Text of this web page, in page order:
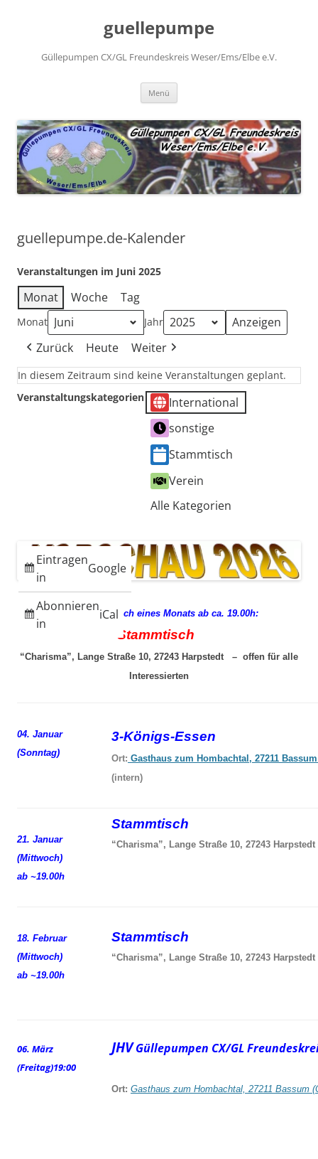
guellepumpe
Güllepumpen CX/GL Freundeskreis Weser/Ems/Elbe e.V.
Menü
guellepumpe.de-Kalender
Veranstaltungen im Juni 2025
Monat Woche Tag
Monat Jahr
Zurück Heute Weiter
In diesem Zeitraum sind keine Veranstaltungen geplant.
Veranstaltungskategorien
International
sonstige
Stammtisch
Verein
Alle Kategorien
Eintragen
in
Google
Abonnieren
in
iCal
jeden 3. Mittwoch eines Monats ab ca. 19.00h:
Stammtisch
“Charisma”, Lange Straße 10, 27243 Harpstedt – offen für alle
Interessierten
04. Januar
(Sonntag)
3-Königs-Essen
Ort: Gasthaus zum Hombachtal, 27211
(intern)
21. Januar
(Mittwoch)
ab ~19.00h
Stammtisch
“Charisma”, Lange Straße 10, 27243 Harpstedt
18. Februar
(Mittwoch)
ab ~19.00h
Stammtisch
“Charisma”, Lange Straße 10, 27243 Harpstedt
06. März
(Freitag)19:00
JHV Güllepumpen CX/GL
Ort: Gasthaus zum Hombachtal, 27211 Bassum